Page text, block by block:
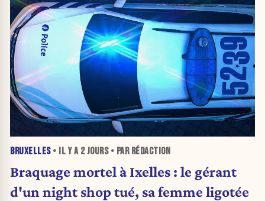
BRUXELLES• IL Y A 2 JOURS• PAR RÉDACTION
Braquage mortel à Ixelles : le gérant
d'un night shop tué, sa femme ligotée